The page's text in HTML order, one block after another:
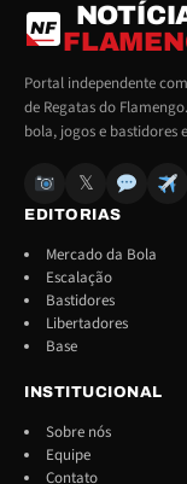
NF
Portal independente
de Regatas do
bola, jogos e bastidores
𝕏
EDITORIAS
Mercado da Bola
Escalação
Bastidores
Libertadores
Base
INSTITUCIONAL
Sobre nós
Equipe
Contato